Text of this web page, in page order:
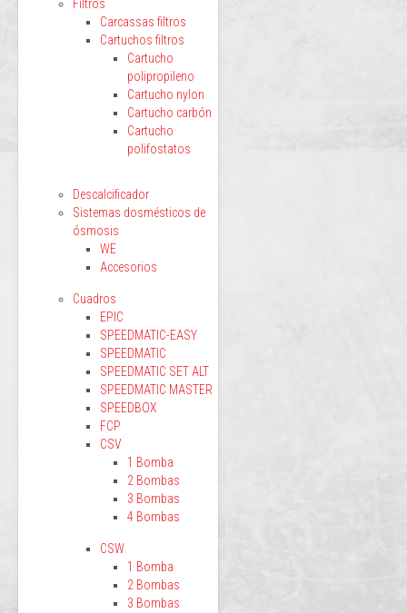
Filtros
Carcassas filtros
Cartuchos filtros
Cartucho
polipropileno
Cartucho nylon
Cartucho carbón
Cartucho
polifostatos
Descalcificador
Sistemas dosmésticos de
ósmosis
WE
Accesorios
Cuadros
EPIC
SPEEDMATIC-EASY
SPEEDMATIC
SPEEDMATIC SET ALT
SPEEDMATIC MASTER
SPEEDBOX
FCP
CSV
1 Bomba
2 Bombas
3 Bombas
4 Bombas
CSW
1 Bomba
2 Bombas
3 Bombas